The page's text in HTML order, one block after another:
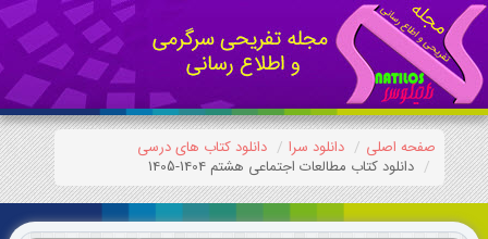
صفحه اصلی دانلود سرا
دانلود کتاب های درسی
دانلود کتاب مطالعات اجتماعی هشتم 1404-1405